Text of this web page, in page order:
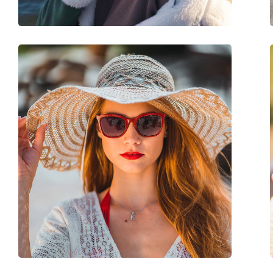
Balama flexibilă:
Nu
Accesorii
Suport:
Da
Lavetă pentru curățat:
Da
Altele
Sex:
Femei
Categorie:
Ochelari de soare
Brand:
Hugo Boss
Utilizare:
Modă
Cod:
1287/F/SK 2M2 QT